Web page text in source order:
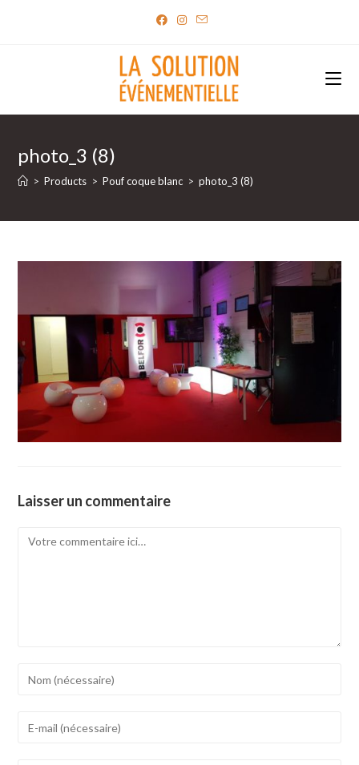
photo_3 (8)
> Products > Pouf coque blanc > photo_3 (8)
Laisser un commentaire
Comment